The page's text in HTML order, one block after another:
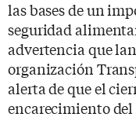
las bases de un
seguridad
advertencia que
organización
alerta de que el
encarecimiento